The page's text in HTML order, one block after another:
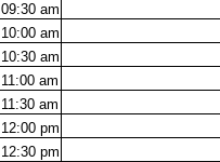
09:30 am
10:00 am
10:30 am
11:00 am
11:30 am
12:00 pm
12:30 pm